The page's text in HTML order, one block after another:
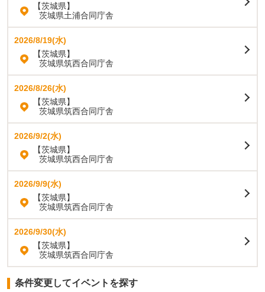
【茨城県】
茨城県土浦合同庁舎
2026/8/19(水)
【茨城県】
茨城県筑西合同庁舎
2026/8/26(水)
【茨城県】
茨城県筑西合同庁舎
2026/9/2(水)
【茨城県】
茨城県筑西合同庁舎
2026/9/9(水)
【茨城県】
茨城県筑西合同庁舎
2026/9/30(水)
【茨城県】
茨城県筑西合同庁舎
条件変更してイベントを探す